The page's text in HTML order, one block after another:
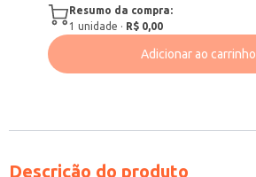
Resumo da compra:
1 unidade · R$ 0,00
Adicionar ao carrinho
Descrição do produto